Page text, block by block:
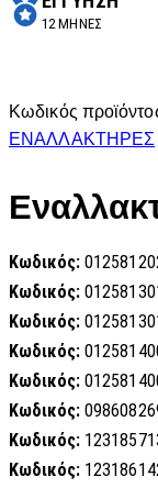
12 ΜΗΝΕΣ
Κωδικός
ΕΝΑΛΛΑΚΤΗΡΕΣ
Κωδικός:
Κωδικός:
Κωδικός:
Κωδικός:
Κωδικός:
Κωδικός:
Κωδικός:
Κωδικός: